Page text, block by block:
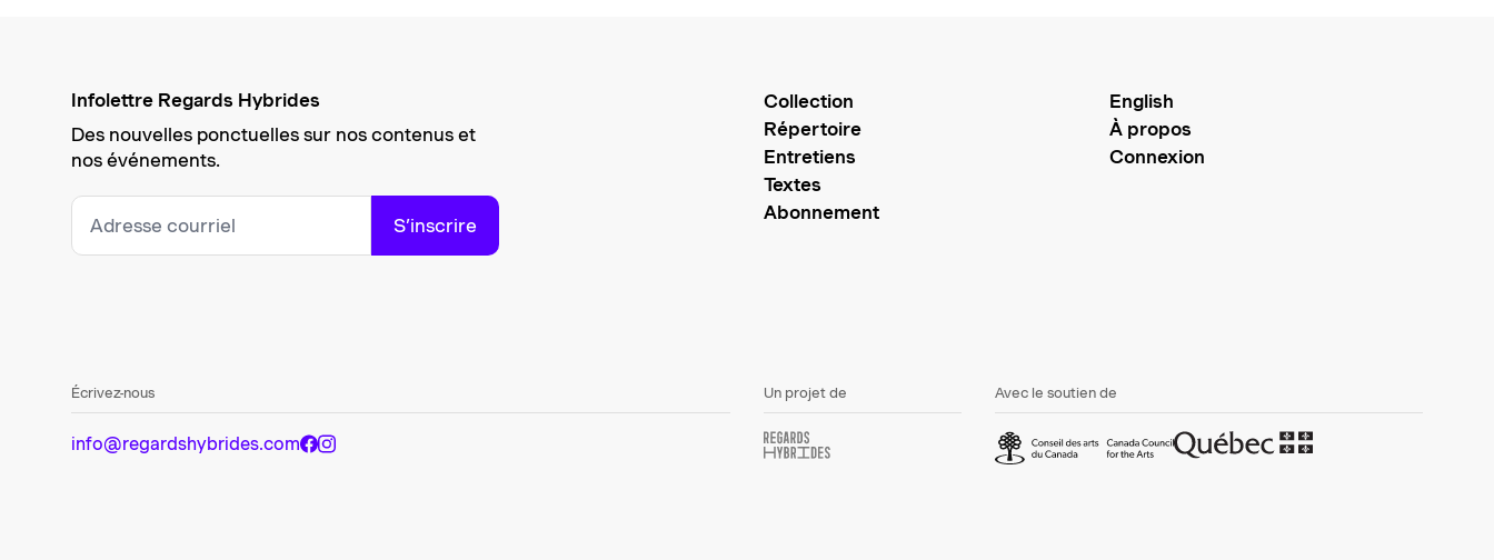
Infolettre Regards Hybrides
Des nouvelles ponctuelles sur nos contenus et
nos événements.
S’inscrire
Collection
Répertoire
Entretiens
Textes
Abonnement
English
À propos
Connexion
Écrivez-nous
info@regardshybrides.com
Un projet de Avec le soutien de